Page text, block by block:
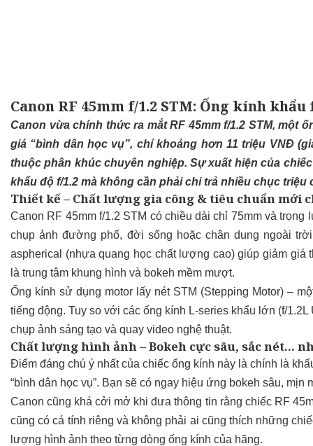
Canon RF 45mm f/1.2 STM: Ống kính
Canon vừa chính thức ra mắt RF 45mm f/1.2 STM, một
giá “bình dân học vụ”, chỉ khoảng hơn 11 triệu VNĐ
thuộc phân khúc chuyên nghiệp. Sự xuất hiện của
khẩu độ f/1.2 mà không cần phải chi trả nhiều chục triệu
Thiết kế – Chất lượng gia công & tiêu chuẩn mới
Canon RF 45mm f/1.2 STM có chiều dài chỉ 75mm và
chụp ảnh đường phố, đời sống hoặc chân dung ngoài
aspherical (nhựa quang học chất lượng cao) giúp giảm
là trung tâm khung hình và bokeh mềm mượt.
Ống kính sử dụng motor lấy nét STM (Stepping Motor) –
tiếng động. Tuy so với các ống kính L-series khẩu lớn (f/
chụp ảnh sáng tạo và quay video nghệ thuật.
Chất lượng hình ảnh – Bokeh cực sâu, sắc nét…
Điểm đáng chú ý nhất của chiếc ống kính này là chính là
“bình dân học vụ”. Bạn sẽ có ngay hiệu ứng bokeh sâu,
Canon cũng khá cởi mở khi đưa thông tin rằng chiếc RF
cũng có cá tính riêng và không phải ai cũng thích những
lượng hình ảnh theo từng dòng ống kính của hãng.